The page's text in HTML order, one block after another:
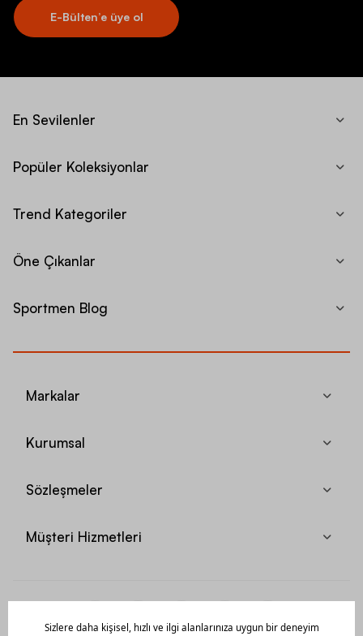
E-Bülten’e üye ol
En Sevilenler
Popüler Koleksiyonlar
Trend Kategoriler
Öne Çıkanlar
Sportmen Blog
Markalar
Kurumsal
Sözleşmeler
Müşteri Hizmetleri